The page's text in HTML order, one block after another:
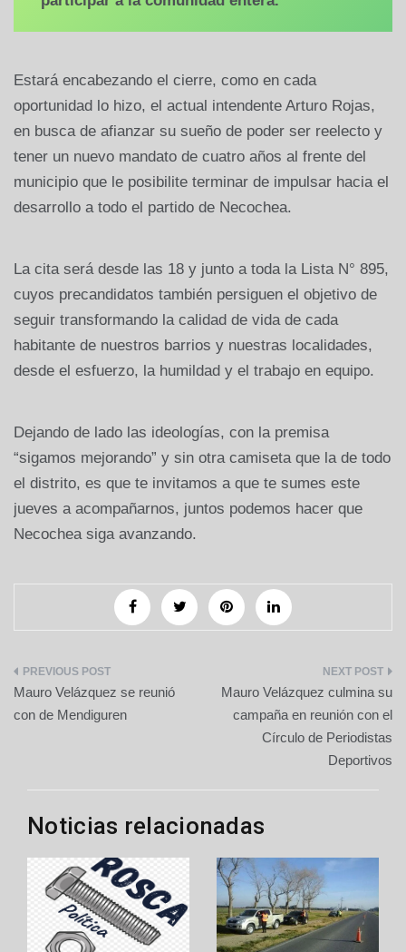
Estará encabezando el cierre, como en cada
oportunidad lo hizo, el actual intendente Arturo Rojas,
en busca de afianzar su sueño de poder ser reelecto y
tener un nuevo mandato de cuatro años al frente del
municipio que le posibilite terminar de impulsar hacia el
desarrollo a todo el partido de Necochea.
La cita será desde las 18 y junto a toda la Lista N° 895,
cuyos precandidatos también persiguen el objetivo de
seguir transformando la calidad de vida de cada
habitante de nuestros barrios y nuestras localidades,
desde el esfuerzo, la humildad y el trabajo en equipo.
Dejando de lado las ideologías, con la premisa
“sigamos mejorando” y sin otra camiseta que la de todo
el distrito, es que te invitamos a que te sumes este
jueves a acompañarnos, juntos podemos hacer que
Necochea siga avanzando.
Navegación
de
Mauro Velázquez se reunió
con de Mendiguren
Mauro Velázquez culmina su
campaña en reunión con el
Círculo de Periodistas
Deportivos
Noticias relacionadas